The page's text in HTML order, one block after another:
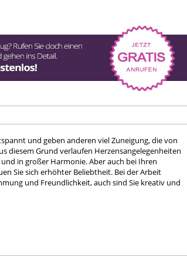
und geben anderen viel Zuneigung, die von
diesem Grund verlaufen Herzensangelegenheiten
in großer Harmonie. Aber auch bei Ihren
Sie sich erhöhter Beliebtheit. Bei der Arbeit
und Freundlichkeit, auch sind Sie kreativ und